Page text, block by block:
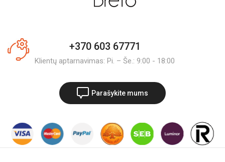
+370 603 67771
Klientų aptarnavimas: Pi. – Še.: 9:00 - 18:00
Parašykite mums